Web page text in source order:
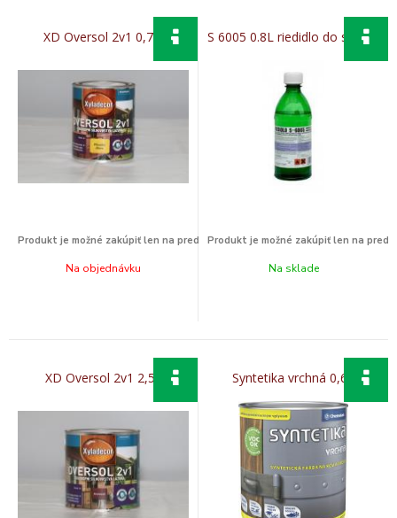
XD Oversol 2v1 0,75l
Na objednávku
S 6005 0.8L riedidlo do s 2003
Na sklade
XD Oversol 2v1 2,5L Syntetika vrchná 0,6L